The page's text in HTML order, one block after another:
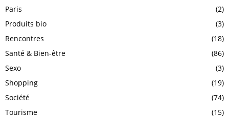
Paris
(2)
Produits bio
(3)
Rencontres
(18)
Santé & Bien-être
(86)
Sexo
(3)
Shopping
(19)
Société
(74)
Tourisme
(15)